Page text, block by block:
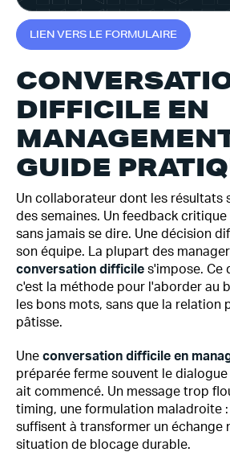
LIENVERS LE FORMULAIRE
DIFFICILE EN
GUIDE
Un collaborateur dont les résultats
des semaines. Un feedback
sans jamais se dire. Une décision
son équipe. La plupart des
conversation difficile s'impose. Ce
c'est la méthode pour l'aborder au
les bons mots, sans que la relation
pâtisse.
Une conversation difficile en
préparée ferme souvent le dialogue
ait commencé. Un message trop
timing, une formulation maladroite
suffisent à transformer un échange
situation de blocage durable.